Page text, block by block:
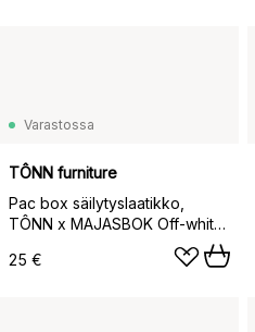
Varastossa
TÔNN furniture
Pac box säilytyslaatikko,
TÔNN x MAJASBOK Off-white,
25 €